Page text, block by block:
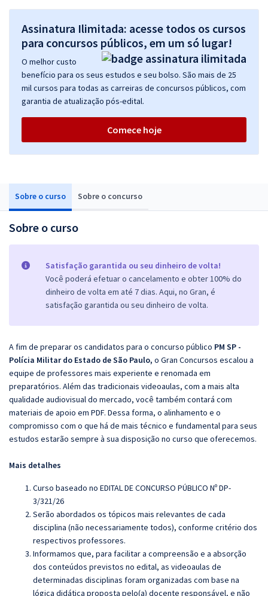
Sobre o curso Sobre o concurso
Sobre o curso
Satisfação garantida ou seu dinheiro de volta!
Você poderá efetuar o cancelamento e obter 100% do
dinheiro de volta em até 7 dias. Aqui, no Gran, é
satisfação garantida ou seu dinheiro de volta.
A fim de preparar os candidatos para o concurso público PM SP -
Polícia Militar do Estado de São Paulo, o Gran Concursos escalou a
equipe de professores mais experiente e renomada em
preparatórios. Além das tradicionais videoaulas, com a mais alta
qualidade audiovisual do mercado, você também contará com
materiais de apoio em PDF. Dessa forma, o alinhamento e o
compromisso com o que há de mais técnico e fundamental para seus
estudos estarão sempre à sua disposição no curso que oferecemos.
Mais detalhes
Curso baseado no EDITAL DE CONCURSO PÚBLICO Nº DP-
3/321/26
Serão abordados os tópicos mais relevantes de cada
disciplina (não necessariamente todos), conforme critério dos
respectivos professores.
Informamos que, para facilitar a compreensão e a absorção
dos conteúdos previstos no edital, as videoaulas de
determinadas disciplinas foram organizadas com base na
lógica didática proposta pelo(a) docente responsável, e não
Assinatura Ilimitada: acesse todos os cursos
para concursos públicos, em um só lugar!
O melhor custo
benefício para os seus estudos e seu bolso. São mais de 25
mil cursos para todas as carreiras de concursos públicos, com
garantia de atualização pós-edital.
Comece hoje